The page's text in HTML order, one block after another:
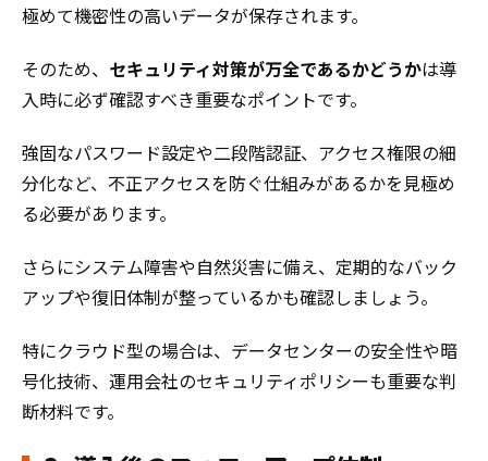
極めて機密性の高いデータが保存されます。
そのため、 セキュリティ対策が万全であるかどうかは導
入時に必ず確認すべき重要なポイントです。
強固なパスワード設定や二段階認証、アクセス権限の細
分化など、不正アクセスを防ぐ仕組みがあるかを見極め
る必要があります。
さらにシステム障害や自然災害に備え、定期的なバック
アップや復旧体制が整っているかも確認しましょう。
特にクラウド型の場合は、データセンターの安全性や暗
号化技術、運用会社のセキュリティポリシーも重要な判
断材料です。